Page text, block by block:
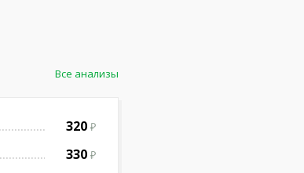
Все анализы
320
330